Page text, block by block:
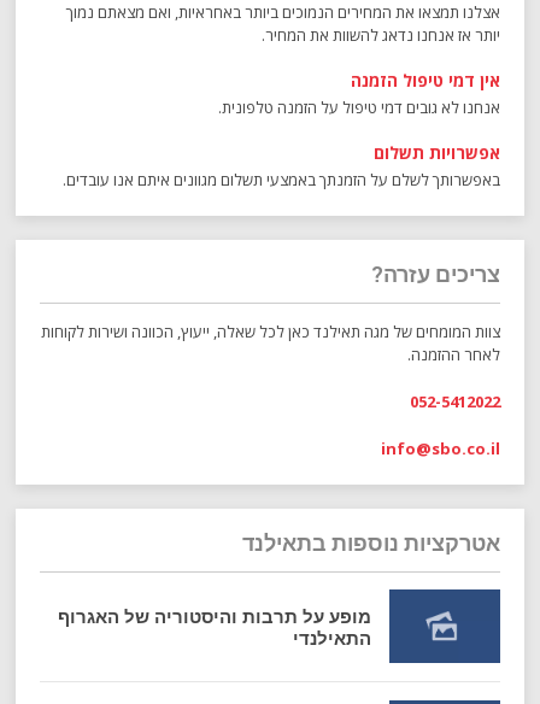
אצלנו תמצאו את המחירים הנמוכים ביותר באחראיות, ואם מצאתם נמוך
יותר אז אנחנו נדאג להשוות את המחיר.
אין דמי טיפול הזמנה
אנחנו לא גובים דמי טיפול על הזמנה טלפונית.
אפשרויות תשלום
באפשרותך לשלם על הזמנתך באמצעי תשלום מגוונים איתם אנו עובדים.
צריכים עזרה?
צוות המומחים של מגה תאילנד כאן לכל שאלה, ייעוץ, הכוונה ושירות לקוחות
לאחר ההזמנה.
052-5412022
info@sbo.co.il
אטרקציות נוספות בתאילנד
מופע על תרבות והיסטוריה של האגרוף
התאילנדי